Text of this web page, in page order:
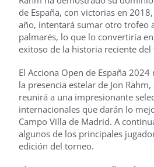
de España, con victorias en
año, intentará sumar otro trofeo
palmarés, lo que lo convertiría
exitoso de la historia reciente del
El Acciona Open de España
la presencia estelar de Jon
reunirá a una impresionante
internacionales que darán lo
Campo Villa de Madrid. A
algunos de los principales
edición del torneo.